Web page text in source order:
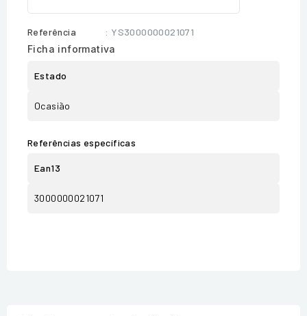
Referência
: YS3000000021071
Ficha informativa
Estado
Ocasião
Referências específicas
Ean13
3000000021071